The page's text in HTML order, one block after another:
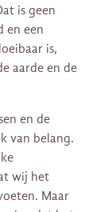
is geen
en een
is,
aarde en de
en de
van belang.
wij het
Maar